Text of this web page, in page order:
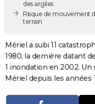
Carte de Noël
Carte Bonne année
Carte Saint-Valentin
Carte Pâques
Carte d'anniversaire
DICTIONNAIRE
COPAINS D'AVANT
S'inscrire
Se connecter
Lycées
Collèges
Primaires
Universités
Entreprises
Service militaire
Avis de recherche
AVIS DE DÉCÈS
des argiles
Risque de mouvement
terrain
Mériel a subi 11
1980, la dernière datant
1 inondation en 2002. Un
Mériel depuis les années